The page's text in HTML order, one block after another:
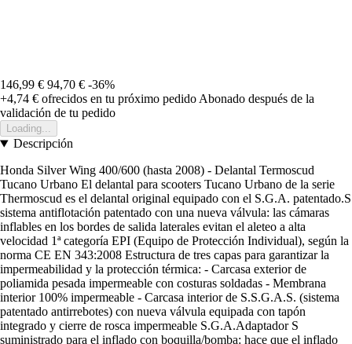
146,99 € 94,70 € -36%
+4,74 € ofrecidos en tu próximo pedido Abonado después de la
validación de tu pedido
Loading...
Descripción
Honda Silver Wing 400/600 (hasta 2008) - Delantal Termoscud
Tucano Urbano El delantal para scooters Tucano Urbano de la serie
Thermoscud es el delantal original equipado con el S.G.A. patentado.S
sistema antiflotación patentado con una nueva válvula: las cámaras
inflables en los bordes de salida laterales evitan el aleteo a alta
velocidad 1ª categoría EPI (Equipo de Protección Individual), según la
norma CE EN 343:2008 Estructura de tres capas para garantizar la
impermeabilidad y la protección térmica: - Carcasa exterior de
poliamida pesada impermeable con costuras soldadas - Membrana
interior 100% impermeable - Carcasa interior de S.S.G.A.S. (sistema
patentado antirrebotes) con nueva válvula equipada con tapón
integrado y cierre de rosca impermeable S.G.A.Adaptador S
suministrado para el inflado con boquilla/bomba: hace que el inflado